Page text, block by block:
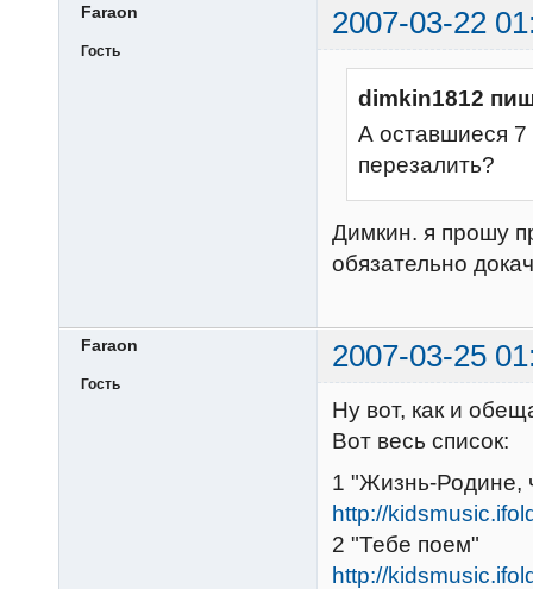
Faraon 2007-03-22
Гость
dimkin1812
А оставшиеся 7
перезалить?
Димкин. я прошу
обязательно
Faraon 2007-03-25
Гость
Ну вот, как и
Вот весь список:
1 "Жизнь-Родине,
http://
2 "Тебе поем"
http://